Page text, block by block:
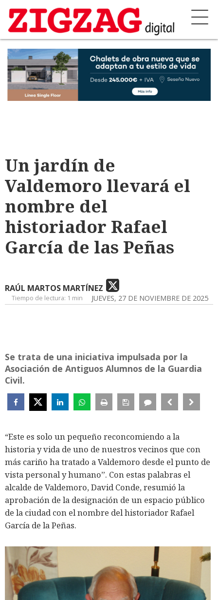
Un jardín de
Valdemoro llevará el
nombre del
historiador Rafael
García de las Peñas
RAÚL MARTOS MARTÍNEZ
JUEVES, 27 DE NOVIEMBRE DE 2025
Tiempo de lectura: 1 min
Se trata de una iniciativa impulsada por la
Asociación de Antiguos Alumnos de la Guardia
Civil.
“Este es solo un pequeño reconcomiendo a la
historia y vida de uno de nuestros vecinos que con
más cariño ha tratado a Valdemoro desde el punto de
vista personal y humano”. Con estas palabras el
alcalde de Valdemoro, David Conde, resumió la
aprobación de la designación de un espacio público
de la ciudad con el nombre del historiador Rafael
García de la Peñas.